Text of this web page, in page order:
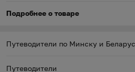
подскажет куда идти и что
Подробнее о товаре
Путеводители по Минску и
Путеводители